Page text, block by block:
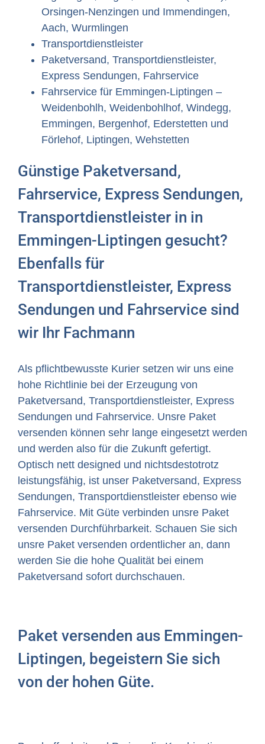
Orsingen-Nenzingen und Immendingen,
Aach, Wurmlingen
Transportdienstleister
Paketversand, Transportdienstleister,
Express Sendungen, Fahrservice
Fahrservice für Emmingen-Liptingen –
Weidenbohlh, Weidenbohlhof, Windegg,
Emmingen, Bergenhof, Ederstetten und
Förlehof, Liptingen, Wehstetten
Günstige Paketversand,
Fahrservice, Express Sendungen,
Transportdienstleister in in
Emmingen-Liptingen gesucht?
Ebenfalls für
Transportdienstleister, Express
Sendungen und Fahrservice sind
wir Ihr Fachmann
Als pflichtbewusste Kurier setzen wir uns eine
hohe Richtlinie bei der Erzeugung von
Paketversand, Transportdienstleister, Express
Sendungen und Fahrservice. Unsre Paket
versenden können sehr lange eingesetzt werden
und werden also für die Zukunft gefertigt.
Optisch nett designed und nichtsdestotrotz
leistungsfähig, ist unser Paketversand, Express
Sendungen, Transportdienstleister ebenso wie
Fahrservice. Mit Güte verbinden unsre Paket
versenden Durchführbarkeit. Schauen Sie sich
unsre Paket versenden ordentlicher an, dann
werden Sie die hohe Qualität bei einem
Paketversand sofort durchschauen.
Paket versenden aus Emmingen-
Liptingen, begeistern Sie sich
von der hohen Güte.